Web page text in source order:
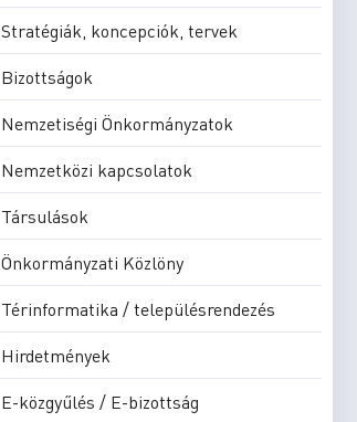
Stratégiák, koncepciók, tervek
Bizottságok
Nemzetiségi Önkormányzatok
Nemzetközi kapcsolatok
Társulások
Önkormányzati Közlöny
Térinformatika / településrendezés
Hirdetmények
E-közgyűlés / E-bizottság